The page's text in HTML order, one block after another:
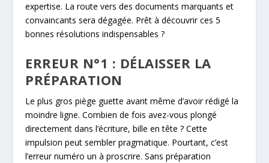
expertise. La route vers des documents marquants et
convaincants sera dégagée. Prêt à découvrir ces 5
bonnes résolutions indispensables ?
ERREUR N°1 : DÉLAISSER LA
PRÉPARATION
Le plus gros piège guette avant même d’avoir rédigé la
moindre ligne. Combien de fois avez-vous plongé
directement dans l’écriture, bille en tête ? Cette
impulsion peut sembler pragmatique. Pourtant, c’est
l’erreur numéro un à proscrire. Sans préparation